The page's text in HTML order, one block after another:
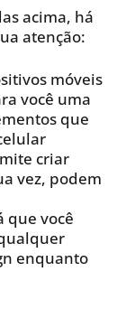
acima, há
atenção:
móveis
você uma
que
criar
vez, podem
que você
enquanto